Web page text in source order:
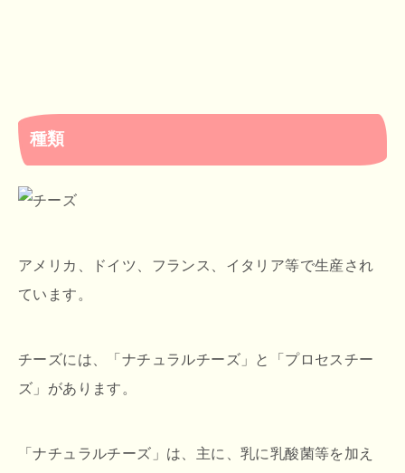
種類
アメリカ、ドイツ、フランス、イタリア等で生産され
ています。
チーズには、「ナチュラルチーズ」と「プロセスチー
ズ」があります。
「ナチュラルチーズ」は、主に、乳に乳酸菌等を加え